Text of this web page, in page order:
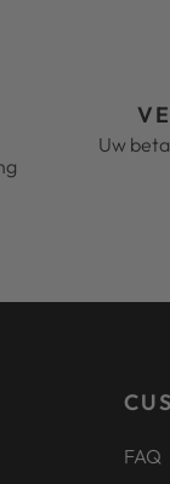
Uw
FAQ